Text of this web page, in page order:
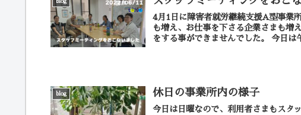
blog
4月1日に障害者就労継続支援A型事業
も増え、お仕事を下さる企業さまも増
をする事がで
blog 休日の事業所内の様子
今日は日曜なので、利用者さまもスタッフもお休みです。 が、